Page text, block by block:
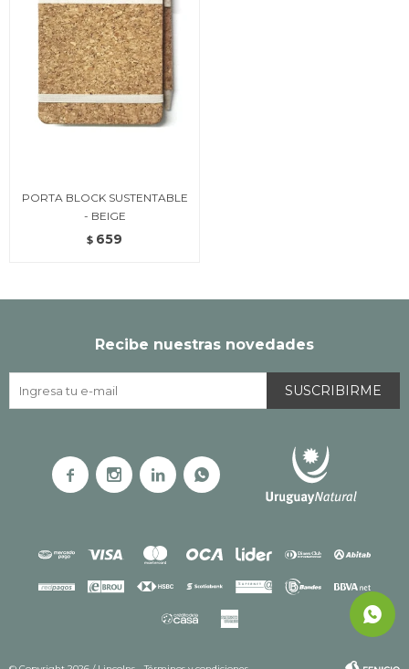
PORTA BLOCK SUSTENTABLE
- BEIGE
$ 659
Recibe nuestras novedades
SUSCRIBIRME
   